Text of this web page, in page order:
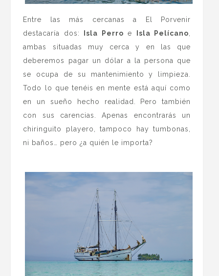
Entre las más cercanas a El Porvenir
destacaría dos:
Isla Perro e Isla Pelícano,
ambas situadas muy cerca y en las que
deberemos pagar un dólar a la persona que
se ocupa de su mantenimiento y limpieza.
Todo lo que tenéis en mente está aquí como
en un sueño hecho realidad. Pero también
con sus carencias. Apenas encontrarás un
chiringuito playero, tampoco hay tumbonas,
ni baños… pero ¿a quién le importa?